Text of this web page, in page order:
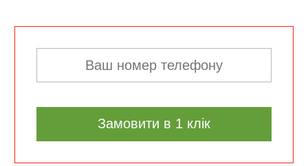
Замовити в 1 клік